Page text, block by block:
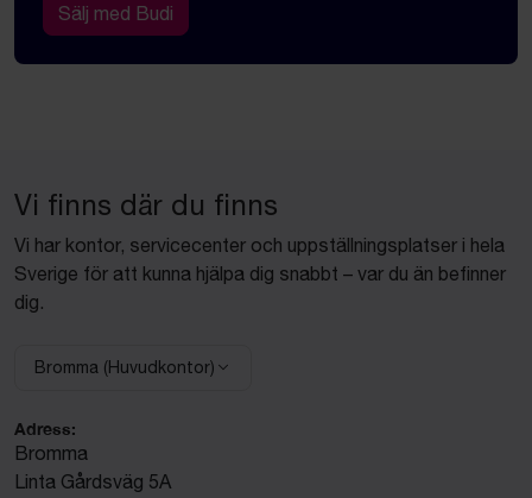
Sälj med Budi
Vi finns där du finns
Vi har kontor, servicecenter och uppställningsplatser i hela
Sverige för att kunna hjälpa dig snabbt – var du än befinner
dig.
Välj anläggning:
Bromma (Huvudkontor)
Adress:
Bromma
Linta Gårdsväg 5A